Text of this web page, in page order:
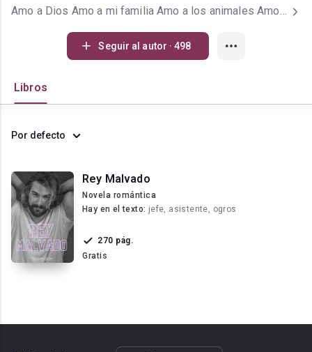
Amo a Dios Amo a mi familia Amo a los animales Amo escribir
Seguir al autor · 498
Libros
Por defecto
Rey Malvado
Novela romántica
Hay en el texto: jefe, asistente, ogros
270 pág.
Gratis